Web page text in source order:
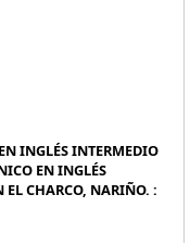
INGLÉS INTERMEDIO
EN INGLÉS
EL CHARCO, NARIÑO. :